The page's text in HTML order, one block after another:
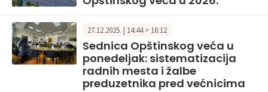
27.12.2025. | 14:44 > 16:12
Sednica Opštinskog veća u
ponedeljak: sistematizacija
radnih mesta i žalbe
preduzetnika pred većnicima